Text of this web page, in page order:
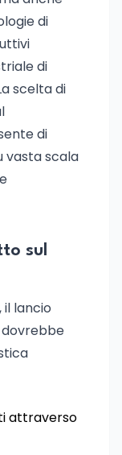
di
di
scelta di
di
vasta scala
sul
il lancio
attraverso